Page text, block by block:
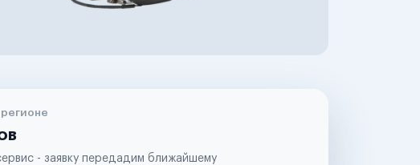
- заявку передадим ближайшему